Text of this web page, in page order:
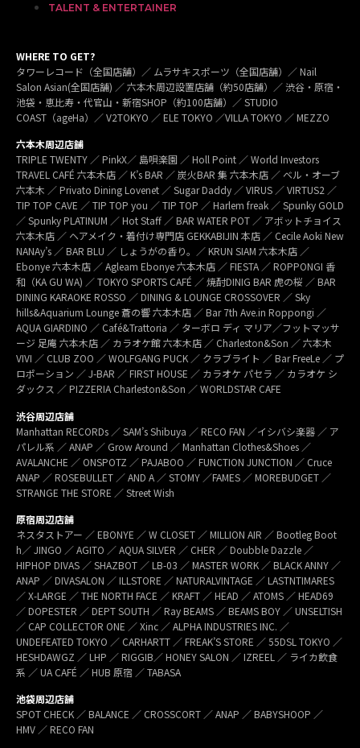
TALENT & ENTERTAINER
WHERE TO GET?
タワーレコード（全国店舗）／ ムラサキスポーツ（全国店舗）／ Nail
Salon Asian(全国店舗) ／ 六本木周辺設置店舗（約50店舗）／ 渋谷・原宿・
池袋・恵比寿・代官山・新宿SHOP（約100店舗）／ STUDIO
COAST（ageHa）／ V2TOKYO ／ ELE TOKYO ／VILLA TOKYO ／ MEZZO
六本木周辺店舗
TRIPLE TWENTY ／ PinkX／ 島唄楽園 ／ Holl Point ／ World Investors
TRAVEL CAFÉ 六本木店 ／ K’s BAR ／ 炭火BAR 集 六本木店 ／ ベル・オーブ
六本木 ／ Privato Dining Lovenet ／ Sugar Daddy ／ VIRUS ／ VIRTUS2 ／
TIP TOP CAVE ／ TIP TOP you ／ TIP TOP ／ Harlem freak ／ Spunky GOLD
／ Spunky PLATINUM ／ Hot Staff ／ BAR WATER POT ／ アボットチョイス
六本木店 ／ ヘアメイク・着付け専門店 GEKKABIJIN 本店 ／ Cecile Aoki New
NANAy’s ／ BAR BLU ／ しょうがの香り。／ KRUN SIAM 六本木店 ／
Ebonye 六本木店 ／ Agleam Ebonye 六本木店 ／ FIESTA ／ ROPPONGI 香
和（KA GU WA) ／ TOKYO SPORTS CAFÉ ／ 焼酎DINIG BAR 虎の桜 ／ BAR
DINING KARAOKE ROSSO ／ DINING & LOUNGE CROSSOVER ／ Sky
hills&Aquarium Lounge 蒼の響 六本木店 ／ Bar 7th Ave.in Roppongi ／
AQUA GIARDINO ／ Café&Trattoria ／ ターボロ ディ マリア／フットマッサ
ージ 足庵 六本木店 ／ カラオケ館 六本木店 ／ Charleston&Son ／ 六本木
VIVI ／ CLUB ZOO ／ WOLFGANG PUCK ／ クラブライト ／ Bar FreeLe ／ プ
ロポーション ／ J-BAR ／ FIRST HOUSE ／ カラオケ パセラ ／ カラオケ シ
ダックス ／ PIZZERIA Charleston&Son ／ WORLDSTAR CAFE
渋谷周辺店舗
Manhattan RECORDs ／ SAM’s Shibuya ／ RECO FAN ／イシバシ楽器 ／ ア
パレル系 ／ ANAP ／ Grow Around ／ Manhattan Clothes&Shoes ／
AVALANCHE ／ ONSPOTZ ／ PAJABOO ／ FUNCTION JUNCTION ／ Cruce
ANAP ／ ROSEBULLET ／ AND A ／ STOMY ／FAMES ／ MOREBUDGET ／
STRANGE THE STORE ／ Street Wish
原宿周辺店舗
ネスタストアー ／ EBONYE ／ W CLOSET ／ MILLION AIR ／ Bootleg Boot
h／ JINGO ／ AGITO ／ AQUA SILVER ／ CHER ／ Doubble Dazzle ／
HIPHOP DIVAS ／ SHAZBOT ／ LB-03 ／ MASTER WORK ／ BLACK ANNY ／
ANAP ／ DIVASALON ／ ILLSTORE ／ NATURALVINTAGE ／ LASTNTIMARES
／ X-LARGE ／ THE NORTH FACE ／ KRAFT ／ HEAD ／ ATOMS ／ HEAD69
／ DOPESTER ／ DEPT SOUTH ／ Ray BEAMS ／ BEAMS BOY ／ UNSELTISH
／ CAP COLLECTOR ONE ／ Xinc ／ ALPHA INDUSTRIES INC. ／
UNDEFEATED TOKYO ／ CARHARTT ／ FREAK’S STORE ／ 55DSL TOKYO ／
HESHDAWGZ ／ LHP ／ RIGGIB／ HONEY SALON ／ IZREEL ／ ライカ飲食
系 ／ UA CAFÉ ／ HUB 原宿 ／ TABASA
池袋周辺店舗
SPOT CHECK ／ BALANCE ／ CROSSCORT ／ ANAP ／ BABYSHOOP ／
HMV ／ RECO FAN